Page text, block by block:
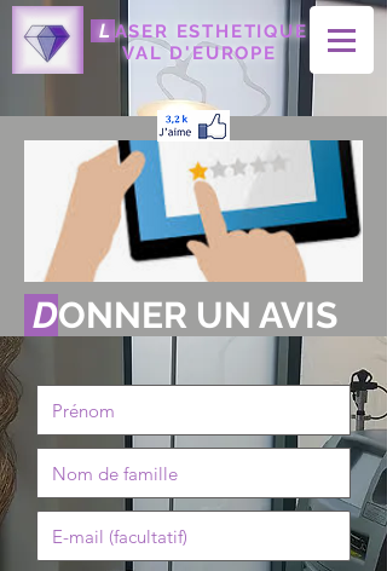
L ASER ESTHETIQUE
VAL D'EUROPE
DONNER UN AVIS